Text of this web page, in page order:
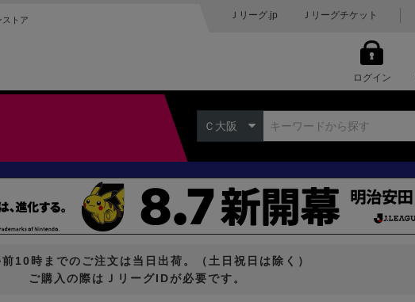
ストア Ｊリーグ.jp Ｊリーグチケット
ログイン
Ｃ大阪
10時までのご注文は当日出荷。（土日祝日は除く）
ご購入の際はＪリーグIDが必要です。